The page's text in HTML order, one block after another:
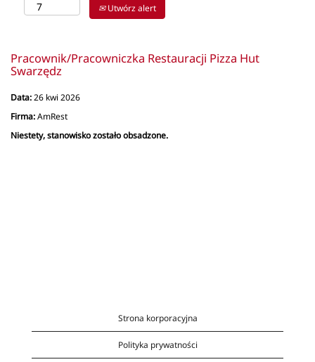
Utwórz alert
Pracownik/Pracowniczka Restauracji Pizza Hut
Swarzędz
Data:26 kwi 2026
Firma:AmRest
Niestety, stanowisko zostało obsadzone.
Strona korporacyjna
Polityka prywatności